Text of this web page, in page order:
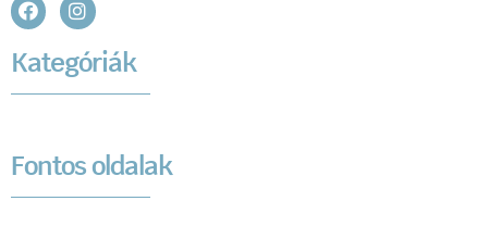
Kategóriák
Fontos oldalak